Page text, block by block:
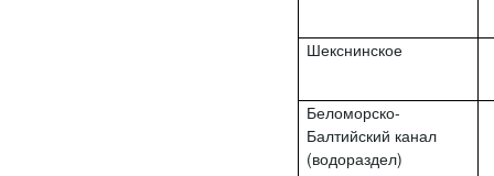
Шекснинское
Беломорско-
Балтийский канал
(водораздел)